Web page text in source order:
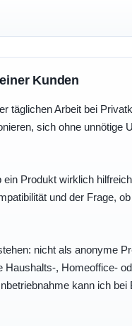
Kunden
täglichen Arbeit bei
sich ohne unnötige
Produkt wirklich
und der Frage,
nicht als anonyme
, Homeoffice-
kann ich